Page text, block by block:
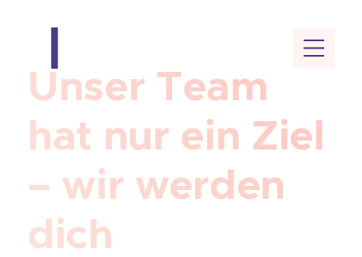
SF-Team
Unser Team
hat nur ein Ziel
– wir werden
dich